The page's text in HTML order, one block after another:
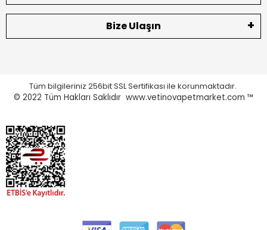
Bize Ulaşın
Tüm bilgileriniz 256bit SSL Sertifikası ile korunmaktadır.
© 2022 Tüm Hakları Saklıdır www.vetinovapetmarket.com ™